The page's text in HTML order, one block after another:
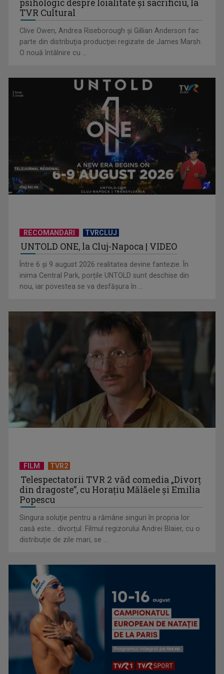
Anda Călugăreanu cu „N-am noroc” – a cincea cea mai
„Cerul” trupei Proconsul – a şasea cea mai votată piesă în
concursul „Cerbul ...
„Spune-mi”, piesa Monicăi Anghel – a patra cea mai votată
în concursul ...
psihologic despre loialitate și sacrificiu, la
TVR Cultural
Clive Owen, Andrea Riseborough şi Gillian Anderson fac
parte din distribuţia producţiei regizate de James Marsh.
O nouă întâlnire cu ...
RECOMANDARI TVRCLUJ
UNTOLD ONE, la Cluj-Napoca | VIDEO
Între 6 și 9 august 2026 realitatea devine fantezie. În
inima Central Park, porțile UNTOLD sunt deschise din
nou, iar povestea se va desfășura în ...
FILM TVR2
Telespectatorii TVR 2 văd comedia „Divorţ
din dragoste”, cu Horaţiu Mălăele şi Emilia
Popescu
Singura soluţie pentru a rămâne singuri în propria lor
casă este... divorţul. Filmul regizorului Andrei Blaier, cu o
distribuţie de zile mari, se ...